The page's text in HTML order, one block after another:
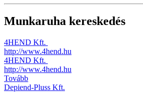
Munkaruha kereskedés
4HEND Kft.
http://www.4hend.hu
4HEND Kft.
http://www.4hend.hu
Tovább
Depiend-Pluss Kft.